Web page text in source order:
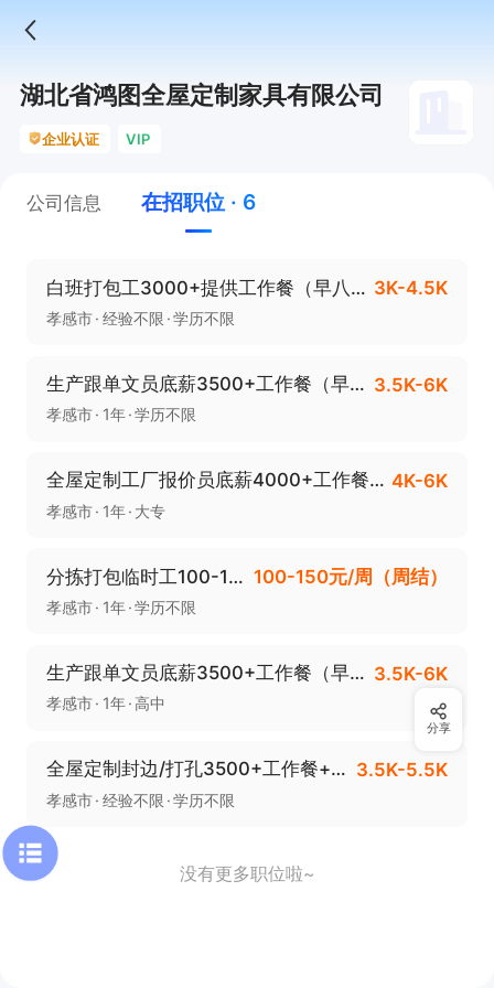
湖北省鸿图全屋定制家具有限公司
企业认证 VIP
公司信息 在招职位 · 6
白班打包工3000+提供工作餐（早八晚五） 3K-4.5K
孝感市 经验不限 学历不限
生产跟单文员底薪3500+工作餐（早八晚五点半） 3.5K-6K
孝感市 1年 学历不限
全屋定制工厂报价员底薪4000+工作餐（08：00-17：30） 4K-6K
孝感市 1年 大专
分拣打包临时工100-150元/天（周结） 100-150元/周（周结）
孝感市 1年 学历不限
生产跟单文员底薪3500+工作餐（早八晚五点半） 3.5K-6K
孝感市 1年 高中
全屋定制封边/打孔3500+工作餐+早八晚六 3.5K-5.5K
孝感市 经验不限 学历不限
没有更多职位啦~
分享